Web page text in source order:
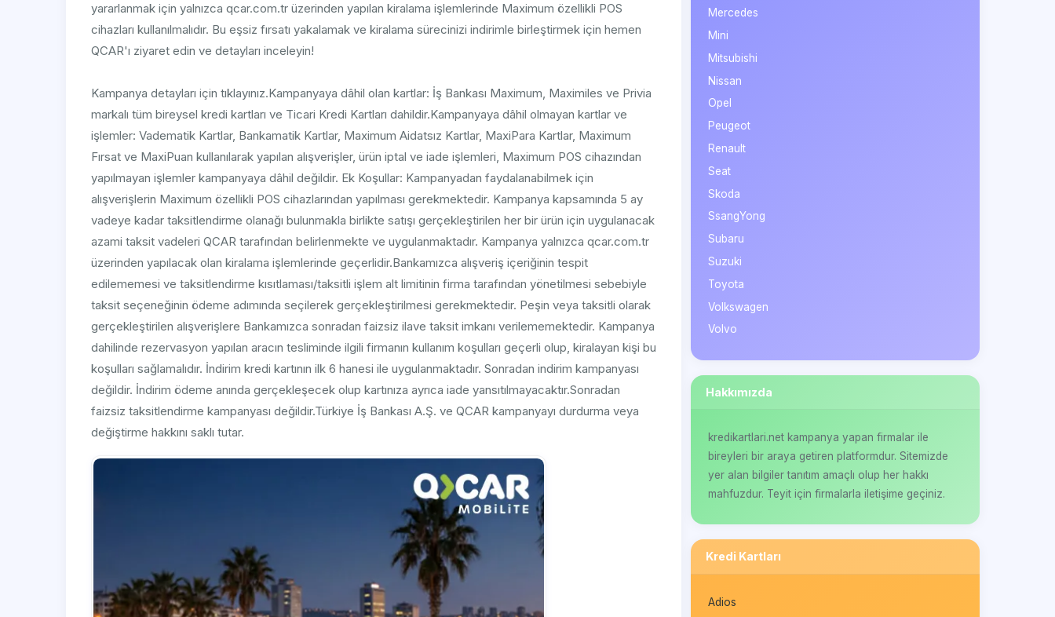
yararlanmak için yalnızca qcar.com.tr üzerinden yapılan kiralama işlemlerinde Maximum özellikli POS
cihazları kullanılmalıdır. Bu eşsiz fırsatı yakalamak ve kiralama sürecinizi indirimle birleştirmek için hemen
QCAR'ı ziyaret edin ve detayları inceleyin!
Kampanya detayları için tıklayınız.Kampanyaya dâhil olan kartlar: İş Bankası Maximum, Maximiles ve Privia
markalı tüm bireysel kredi kartları ve Ticari Kredi Kartları dahildir.Kampanyaya dâhil olmayan kartlar ve
işlemler: Vadematik Kartlar, Bankamatik Kartlar, Maximum Aidatsız Kartlar, MaxiPara Kartlar, Maximum
Fırsat ve MaxiPuan kullanılarak yapılan alışverişler, ürün iptal ve iade işlemleri, Maximum POS cihazından
yapılmayan işlemler kampanyaya dâhil değildir. Ek Koşullar: Kampanyadan faydalanabilmek için
alışverişlerin Maximum özellikli POS cihazlarından yapılması gerekmektedir. Kampanya kapsamında 5 ay
vadeye kadar taksitlendirme olanağı bulunmakla birlikte satışı gerçekleştirilen her bir ürün için uygulanacak
azami taksit vadeleri QCAR tarafından belirlenmekte ve uygulanmaktadır. Kampanya yalnızca qcar.com.tr
üzerinden yapılacak olan kiralama işlemlerinde geçerlidir.Bankamızca alışveriş içeriğinin tespit
edilememesi ve taksitlendirme kısıtlaması/taksitli işlem alt limitinin firma tarafından yönetilmesi sebebiyle
taksit seçeneğinin ödeme adımında seçilerek gerçekleştirilmesi gerekmektedir. Peşin veya taksitli olarak
gerçekleştirilen alışverişlere Bankamızca sonradan faizsiz ilave taksit imkanı verilememektedir. Kampanya
dahilinde rezervasyon yapılan aracın tesliminde ilgili firmanın kullanım koşulları geçerli olup, kiralayan kişi bu
koşulları sağlamalıdır. İndirim kredi kartının ilk 6 hanesi ile uygulanmaktadır. Sonradan indirim kampanyası
değildir. İndirim ödeme anında gerçekleşecek olup kartınıza ayrıca iade yansıtılmayacaktır.Sonradan
faizsiz taksitlendirme kampanyası değildir.Türkiye İş Bankası A.Ş. ve QCAR kampanyayı durdurma veya
değiştirme hakkını saklı tutar.
Mercedes
Mini
Mitsubishi
Nissan
Opel
Peugeot
Renault
Seat
Skoda
SsangYong
Subaru
Suzuki
Toyota
Volkswagen
Volvo
Hakkımızda
kredikartlari.net kampanya yapan firmalar ile
bireyleri bir araya getiren platformdur. Sitemizde
yer alan bilgiler tanıtım amaçlı olup her hakkı
mahfuzdur. Teyit için firmalarla iletişime geçiniz.
Kredi Kartları
Adios